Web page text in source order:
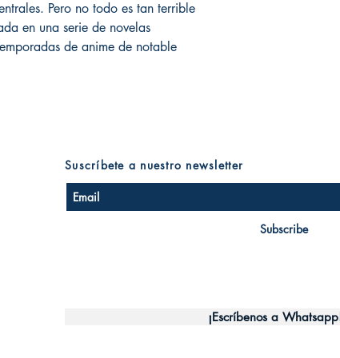
Pero no todo es tan terrible
en una serie de novelas
de anime de notable
Subscribe
Suscríbete a nuestro newsletter
¡Escríbenos a